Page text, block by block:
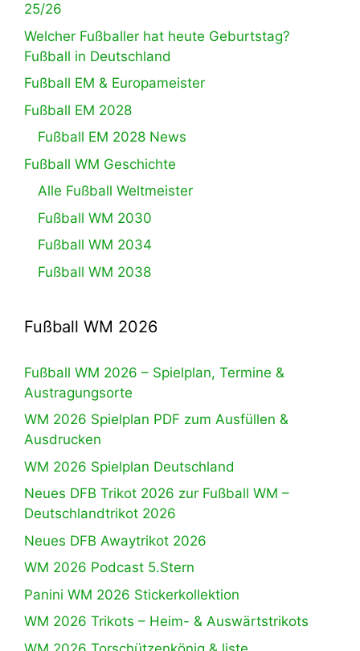
25/26
Welcher Fußballer hat heute Geburtstag?
Fußball in Deutschland
Fußball EM & Europameister
Fußball EM 2028
Fußball EM 2028 News
Fußball WM Geschichte
Alle Fußball Weltmeister
Fußball WM 2030
Fußball WM 2034
Fußball WM 2038
Fußball WM 2026
Fußball WM 2026 – Spielplan, Termine &
Austragungsorte
WM 2026 Spielplan PDF zum Ausfüllen &
Ausdrucken
WM 2026 Spielplan Deutschland
Neues DFB Trikot 2026 zur Fußball WM –
Deutschlandtrikot 2026
Neues DFB Awaytrikot 2026
WM 2026 Podcast 5.Stern
Panini WM 2026 Stickerkollektion
WM 2026 Trikots – Heim- & Auswärtstrikots